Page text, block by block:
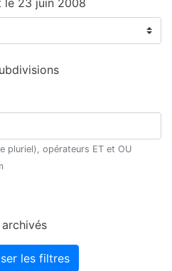
le 23 juin 2008
pluriel), opérateurs ET et OU
les filtres